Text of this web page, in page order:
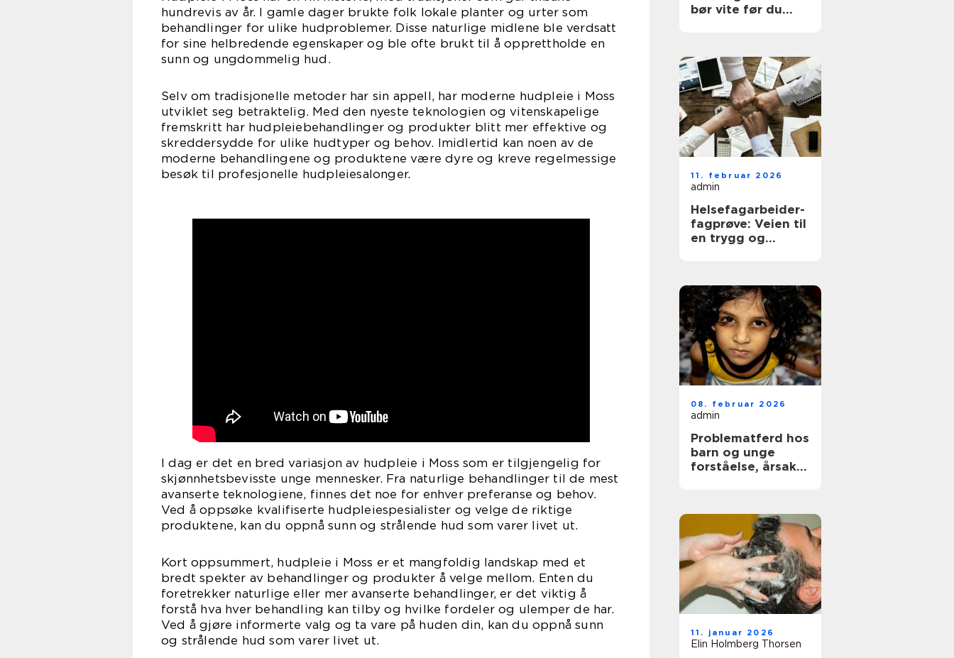
hundrevis av år. I gamle dager brukte folk lokale planter og urter som
behandlinger for ulike hudproblemer. Disse naturlige midlene ble verdsatt
for sine helbredende egenskaper og ble ofte brukt til å opprettholde en
sunn og ungdommelig hud.
Selv om tradisjonelle metoder har sin appell, har moderne hudpleie i Moss
utviklet seg betraktelig. Med den nyeste teknologien og vitenskapelige
fremskritt har hudpleiebehandlinger og produkter blitt mer effektive og
skreddersydde for ulike hudtyper og behov. Imidlertid kan noen av de
moderne behandlingene og produktene være dyre og kreve regelmessige
besøk til profesjonelle hudpleiesalonger.
I dag er det en bred variasjon av hudpleie i Moss som er tilgjengelig for
skjønnhetsbevisste unge mennesker. Fra naturlige behandlinger til de mest
avanserte teknologiene, finnes det noe for enhver preferanse og behov.
Ved å oppsøke kvalifiserte hudpleiespesialister og velge de riktige
produktene, kan du oppnå sunn og strålende hud som varer livet ut.
Kort oppsummert, hudpleie i Moss er et mangfoldig landskap med et
bredt spekter av behandlinger og produkter å velge mellom. Enten du
foretrekker naturlige eller mer avanserte behandlinger, er det viktig å
forstå hva hver behandling kan tilby og hvilke fordeler og ulemper de har.
Ved å gjøre informerte valg og ta vare på huden din, kan du oppnå sunn
og strålende hud som varer livet ut.
bør vite før du
11. februar 2026
admin
Helsefagarbeider-
fagprøve: Veien til
en trygg og
08. februar 2026
admin
Problematferd hos
barn og unge
forståelse, årsaker
11. januar 2026
Elin Holmberg Thorsen